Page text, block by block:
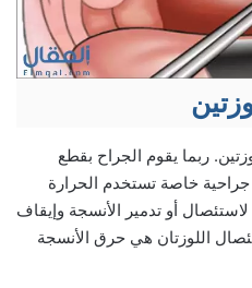
ربما يقوم الجراح بقطع
خاصة تستخدم الحرارة
أو تدمير الأنسجة وإيقاف
اللوزتان هي حرق الأنسجة